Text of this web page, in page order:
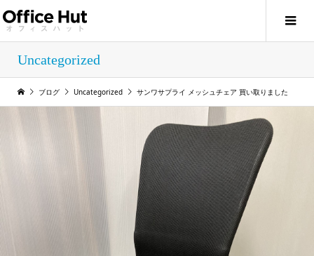
Uncategorized
ブログ Uncategorized サンワサプライ メッシュチェア 買い取りました